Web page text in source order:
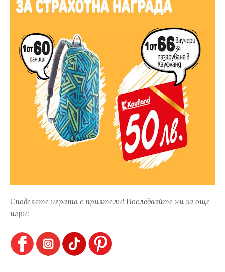
Споделете играта с приятели! Последвайте ни за още
игри: